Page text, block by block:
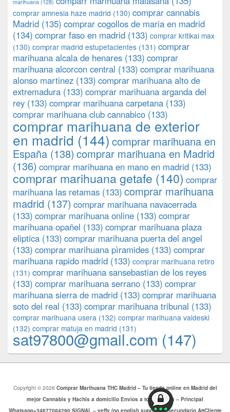
marihuana (128)
comprar amnesia haze madrid (130) comprar cannabis
Madrid (135) comprar cogollos de maria en madrid
(134) comprar faso en madrid (133) comprar kritikal max
(130) comprar madrid estupefacientes (131) comprar
marihuana alcala de henares (133) comprar
marihuana alcorcon central (133) comprar marihuana
alonso martinez (133) comprar marihuana alto de
extremadura (133) comprar marihuana arganda del
rey (133) comprar marihuana carpetana (133)
comprar marihuana club cannabico (133)
comprar marihuana de exterior
en madrid (144) comprar marihuana en
España (138) comprar marihuana en Madrid
(136) comprar marihuana en mano en madrid (133)
comprar marihuana getafe (140) comprar
marihuana las retamas (133) comprar marihuana
madrid (137) comprar marihuana navacerrada
(133) comprar marihuana online (133) comprar
marihuana opañel (133) comprar marihuana plaza
eliptica (133) comprar marihuana puerta del angel
(133) comprar marihuana pìramides (133) comprar
marihuana rapido madrid (133) comprar marihuana retiro
(131) comprar marihuana sansebastian de los reyes
(133) comprar marihuana serrano (133) comprar
marihuana sierra de madrid (133) comprar marihuana
soto del real (133) comprar marihuana tribunal (133)
comprar marihuana usera (132) comprar marihuana valdeski
(132) comprar matuja en madrid (131)
sat97800@gmail.com (147)
Copyright © 2026 Comprar Marihuana THC Madrid – Tu tienda online en Madrid del
mejor Cannabis y Hachis a domicilio Envios a toda Europa – Principal